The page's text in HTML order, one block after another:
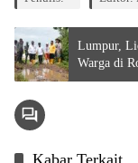
Lumpur,
Warga di
Kabar Terkait